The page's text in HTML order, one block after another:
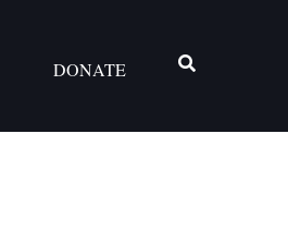
DONATE